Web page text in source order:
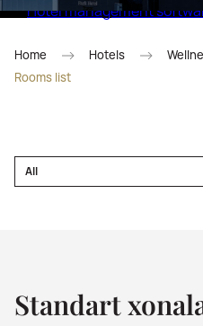
Hotel management
Home Hotels
Rooms list
All
Standart